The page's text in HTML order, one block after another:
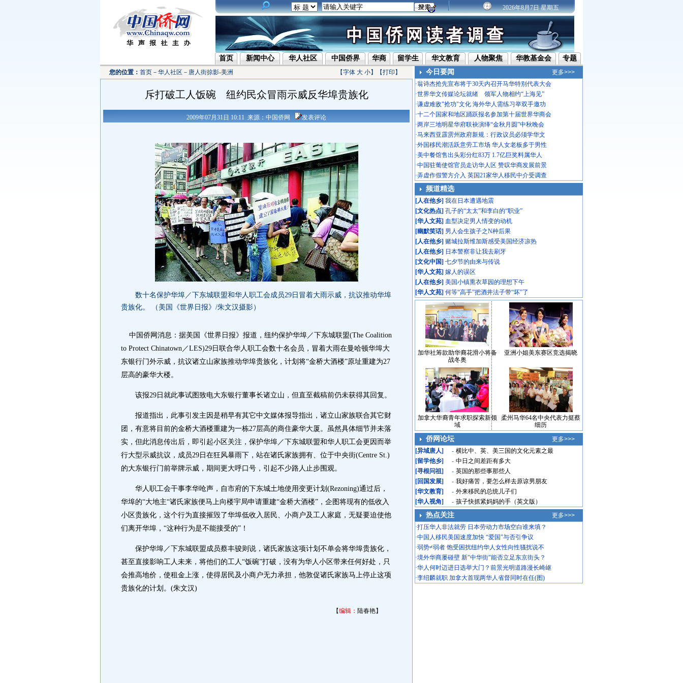
2026年8月7日 星期五
首页 新闻中心 华人社区 中国侨界 华商 留学生 华文教育 人物聚焦 华教基金会 专题
您的位置： 首页 － 华人社区 － 唐人街掠影-美洲 【字体 大 小】【打印 】
斥打破工人饭碗 纽约民众冒雨示威反华埠贵族化
2009年07月31日 10:11 来源：中国侨网 发表评论
数十名保护华埠／下东城联盟和华人职工会成员29日冒着大雨示威，抗议推动华埠
贵族化。 （美国《世界日报》/朱文汉摄影）
中国侨网消息：据美国《世界日报》报道，纽约保护华埠／下东城联盟(The Coalition
to Protect Chinatown／LES)29日联合华人职工会数十名会员，冒着大雨在曼哈顿华埠大
东银行门外示威，抗议诸立山家族推动华埠贵族化，计划将“金桥大酒楼”原址重建为27
层高的豪华大楼。
该报29日就此事试图致电大东银行董事长诸立山，但直至截稿前仍未获得其回复。
报道指出，此事引发主因是稍早有其它中文媒体报导指出，诸立山家族联合其它财
团，有意将目前的金桥大酒楼重建为一栋27层高的商住豪华大厦。虽然具体细节并未落
实，但此消息传出后，即引起小区关注，保护华埠／下东城联盟和华人职工会更因而举
行大型示威抗议，成员29日在狂风暴雨下，站在诸氏家族拥有、位于中央街(Centre St.)
的大东银行门前举牌示威，期间更大呼口号，引起不少路人止步围观。
华人职工会干事李华呛声，自市府的下东城土地使用变更计划(Rezoning)通过后，
华埠的“大地主“诸氏家族便马上向楼宇局申请重建“金桥大酒楼”，企图将现有的低收入
小区贵族化，这个行为直接摧毁了华埠低收入居民、小商户及工人家庭，无疑要迫使他
们离开华埠，“这种行为是不能接受的”！
保护华埠／下东城联盟成员蔡丰骏则说，诸氏家族这项计划不单会将华埠贵族化，
甚至直接影响工人未来，将他们的工人“饭碗”打破，没有为华人小区带来任何好处，只
会推高地价，使租金上涨，使得居民及小商户无力承担，他敦促诸氏家族马上停止这项
贵族化的计划。(朱文汉)
【编辑： 陆春艳】
今日要闻
更多>>>
·翁诗杰抢先宣布将于30天内召开马华特别代表大会
·世界华文传媒论坛就绪 领军人物相约“上海见”
·谦虚难敌"抢功"文化 海外华人需练习举双手邀功
·十二个国家和地区踊跃报名参加第十届世界华商会
·两岸三地明星华府联袂演绎“金秋月圆”中秋晚会
·马来西亚霹雳州政府新规：行政议员必须学华文
·外国移民潮活跃意劳工市场 华人女老板多于男性
·美中餐馆售出头彩分红83万 1.7亿巨奖料属华人
·中国驻葡使馆官员走访华人区 赞叹华商发展前景
·弄虚作假警方介入 英国21家华人移民中介受调查
频道精选
[人在他乡] 我在日本遭遇地震
[文化热点] 孔子的“太太”和李白的“职业”
[华人文苑] 血型决定男人情变的动机
[幽默笑话] 男人会生孩子之N种后果
[人在他乡] 赌城拉斯维加斯感受美国经济凉热
[人在他乡] 日本警察非让我去刷牙
[文化中国] 七夕节的由来与传说
[华人文苑] 嫁人的误区
[人在他乡] 美国小镇熏衣草园的理想下午
[华人文苑] 何等“高手”把酒井法子带“坏”了
加华社筹款助华裔花滑小将备
战冬奥
亚洲小姐美东赛区竞选揭晓
加拿大华裔青年求职探索新领
域
柔州马华64名中央代表力挺蔡
细历
侨网论坛
更多>>>
[异域唐人]
[留学他乡]
[寻根问祖]
[回国发展]
[华文教育]
[华人视角]
- 横比中、英、美三国的文化元素之最
- 中日之间差距有多大
- 英国的那些事那些人
- 我好痛苦，要怎么样去原谅男朋友
- 外来移民的总统儿子们
- 孩子快抓紧妈妈的手（英文版）
热点关注
更多>>>
·打压华人非法就劳 日本劳动力市场空白谁来填？
·中国人移民美国速度加快 “爱国”与否引争议
·弱势≠弱者 饱受困扰纽约华人女性向性骚扰说不
·境外华商屡碰壁 新"中华街"能否立足东京街头？
·华人何时迈进日选举大门？前景光明道路漫长崎岖
·李绍麟就职 加拿大首现两华人省督同时在任(图)